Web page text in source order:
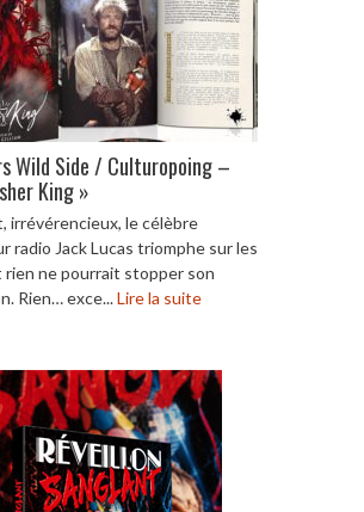
Wild Side / Culturopoing –
King »
irrévérencieux, le célèbre
radio Jack Lucas triomphe sur les
rien ne pourrait stopper son
Rien… exce...Lire la suite